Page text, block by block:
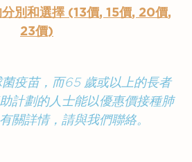
別和選擇 (13價, 15價, 20價,
23價)
疫苗，而65 歲或以上的長者
計劃的人士能以優惠價接種肺
關詳情，請與我們聯絡。